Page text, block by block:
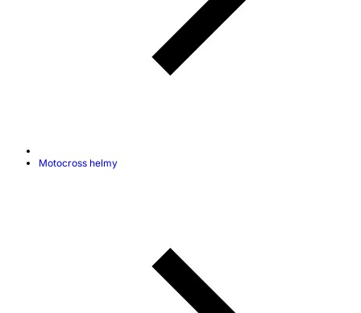
Motocross helmy